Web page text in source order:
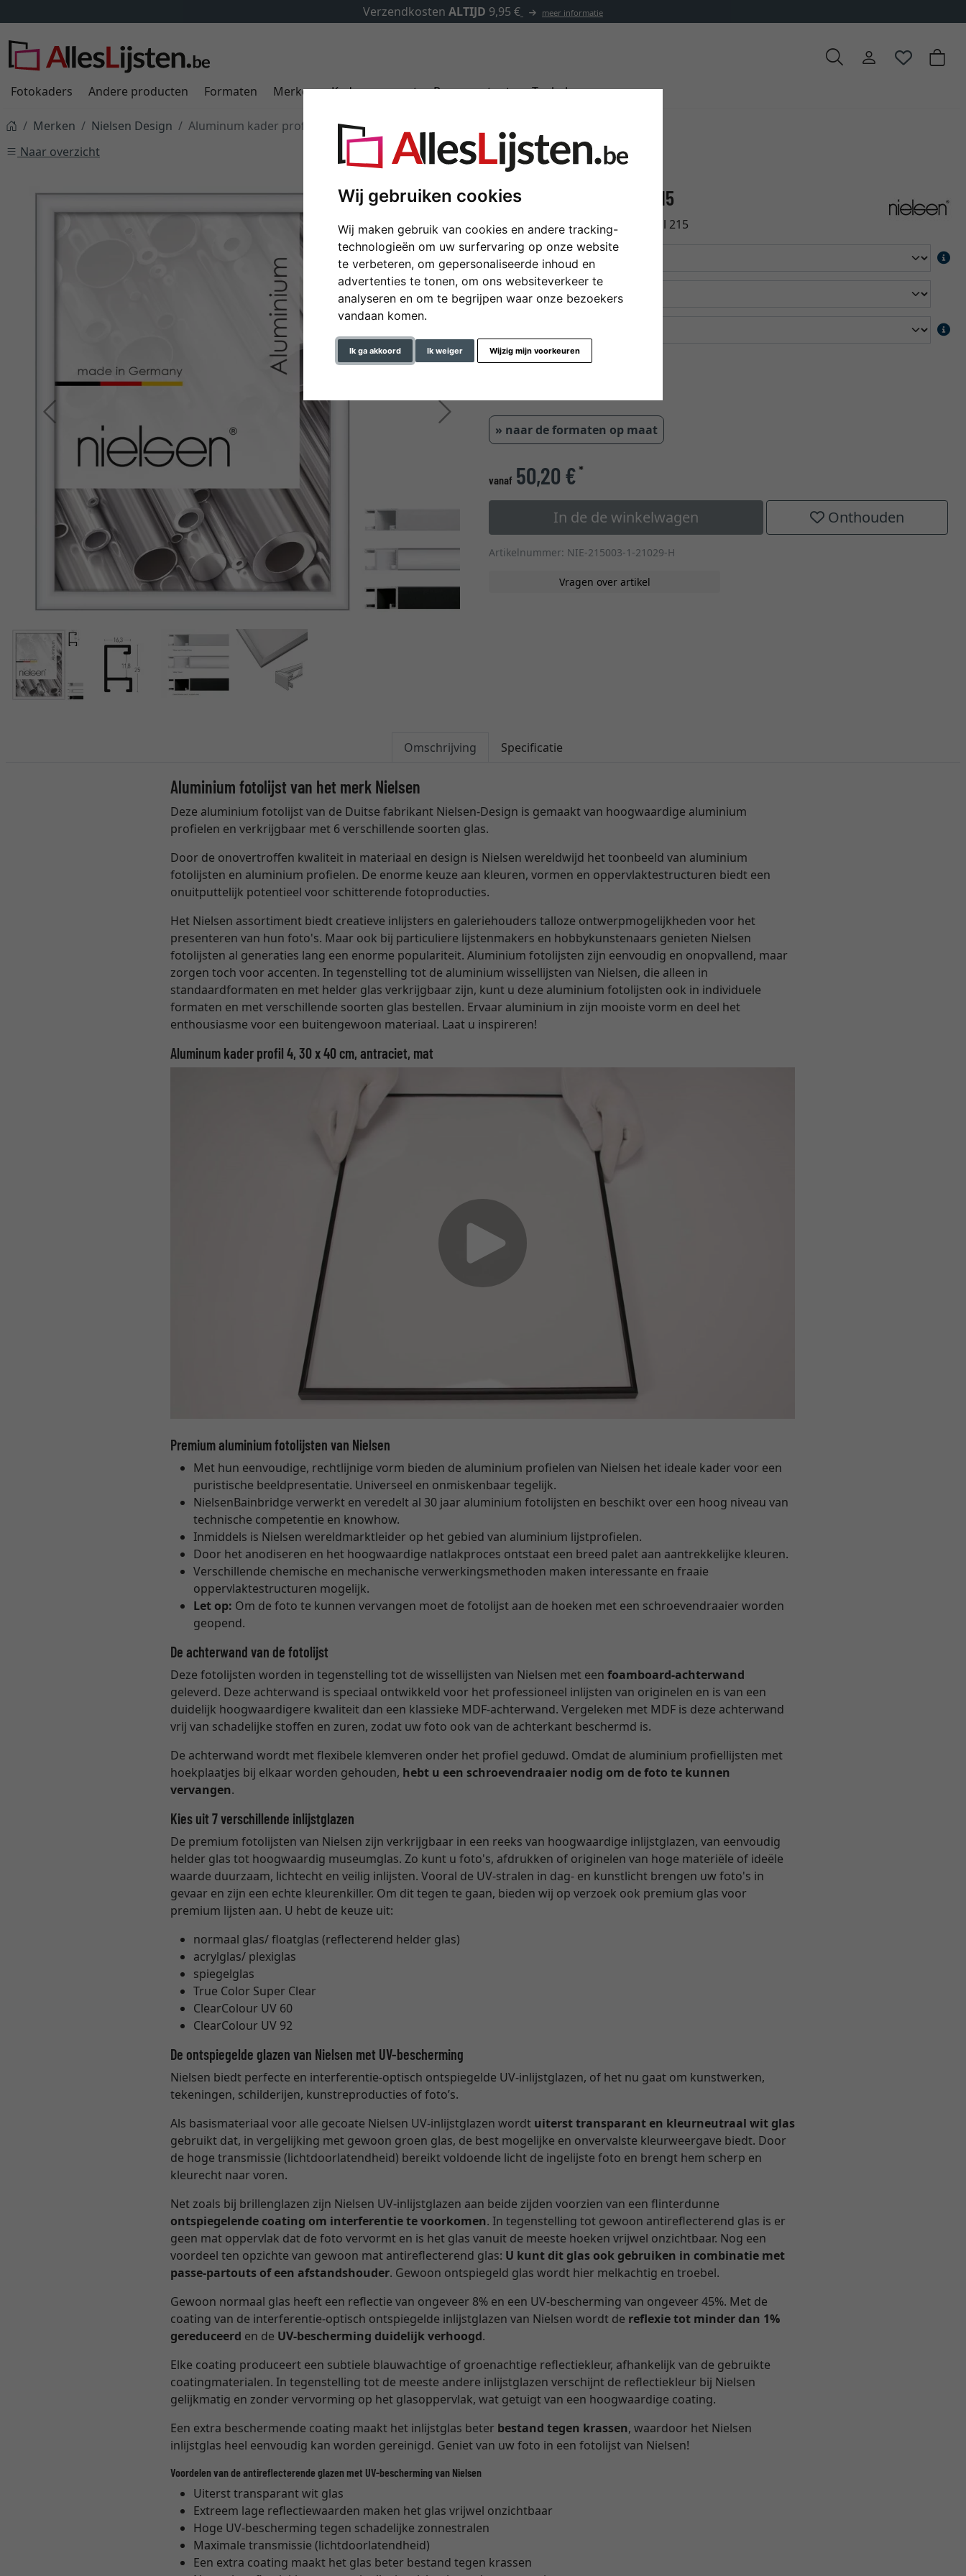
Wij gebruiken cookies
Wij maken gebruik van cookies en andere tracking-
technologieën om uw surfervaring op onze website
te verbeteren, om gepersonaliseerde inhoud en
advertenties te tonen, om ons websiteverkeer te
analyseren en om te begrijpen waar onze bezoekers
vandaan komen.
Ik ga akkoord Ik weiger Wijzig mijn voorkeuren
✓500.000 artikelen om uit te kiezen
Fotokaders Andere producten Formaten Merken Kaders op maat Passe-partouts Toebehoren
Merken Nielsen Design
Aluminum kader profil 215
Naar overzicht
Terug Verder
Aluminum kader profil 215
Nielsen lijst van aluminium profil 215
formaat
kleur
» naar de formaten op maat
vanaf 50,20 €*
In de de winkelwagen Onthouden
Artikelnummer: NIE-215003-1-21029-H
Vragen over artikel
Omschrijving Specificatie
Aluminium fotolijst van het merk Nielsen
Deze aluminium fotolijst van de Duitse fabrikant Nielsen-Design is gemaakt van hoogwaardige aluminium
profielen en verkrijgbaar met 6 verschillende soorten glas.
Door de onovertroffen kwaliteit in materiaal en design is Nielsen wereldwijd het toonbeeld van aluminium
fotolijsten en aluminium profielen. De enorme keuze aan kleuren, vormen en oppervlaktestructuren biedt een
onuitputtelijk potentieel voor schitterende fotoproducties.
Het Nielsen assortiment biedt creatieve inlijsters en galeriehouders talloze ontwerpmogelijkheden voor het
presenteren van hun foto's. Maar ook bij particuliere lijstenmakers en hobbykunstenaars genieten Nielsen
fotolijsten al generaties lang een enorme populariteit. Aluminium fotolijsten zijn eenvoudig en onopvallend, maar
zorgen toch voor accenten. In tegenstelling tot de aluminium wissellijsten van Nielsen, die alleen in
standaardformaten en met helder glas verkrijgbaar zijn, kunt u deze aluminium fotolijsten ook in individuele
formaten en met verschillende soorten glas bestellen. Ervaar aluminium in zijn mooiste vorm en deel het
enthousiasme voor een buitengewoon materiaal. Laat u inspireren!
Aluminum kader profil 4, 30 x 40 cm, antraciet, mat
Premium aluminium fotolijsten van Nielsen
Met hun eenvoudige, rechtlijnige vorm bieden de aluminium profielen van Nielsen het ideale kader voor een
puristische beeldpresentatie. Universeel en onmiskenbaar tegelijk.
NielsenBainbridge verwerkt en veredelt al 30 jaar aluminium fotolijsten en beschikt over een hoog niveau van
technische competentie en knowhow.
Inmiddels is Nielsen wereldmarktleider op het gebied van aluminium lijstprofielen.
Door het anodiseren en het hoogwaardige natlakproces ontstaat een breed palet aan aantrekkelijke kleuren.
Verschillende chemische en mechanische verwerkingsmethoden maken interessante en fraaie
oppervlaktestructuren mogelijk.
Let op: Om de foto te kunnen vervangen moet de fotolijst aan de hoeken met een schroevendraaier worden
geopend.
De achterwand van de fotolijst
Deze fotolijsten worden in tegenstelling tot de wissellijsten van Nielsen met eenfoamboard-achterwand
geleverd. Deze achterwand is speciaal ontwikkeld voor het professioneel inlijsten van originelen en is van een
duidelijk hoogwaardigere kwaliteit dan een klassieke MDF-achterwand. Vergeleken met MDF is deze achterwand
vrij van schadelijke stoffen en zuren, zodat uw foto ook van de achterkant beschermd is.
De achterwand wordt met flexibele klemveren onder het profiel geduwd. Omdat de aluminium profiellijsten met
hoekplaatjes bij elkaar worden gehouden, hebt u een schroevendraaier nodig om de foto te kunnen
vervangen.
Kies uit 7 verschillende inlijstglazen
De premium fotolijsten van Nielsen zijn verkrijgbaar in een reeks van hoogwaardige inlijstglazen, van eenvoudig
helder glas tot hoogwaardig museumglas. Zo kunt u foto's, afdrukken of originelen van hoge materiële of ideële
waarde duurzaam, lichtecht en veilig inlijsten. Vooral de UV-stralen in dag- en kunstlicht brengen uw foto's in
gevaar en zijn een echte kleurenkiller. Om dit tegen te gaan, bieden wij op verzoek ook premium glas voor
premium lijsten aan. U hebt de keuze uit:
normaal glas/ floatglas (reflecterend helder glas)
acrylglas/ plexiglas
spiegelglas
True Color Super Clear
ClearColour UV 60
ClearColour UV 92
De ontspiegelde glazen van Nielsen met UV-bescherming
Nielsen biedt perfecte en interferentie-optisch ontspiegelde UV-inlijstglazen, of het nu gaat om kunstwerken,
tekeningen, schilderijen, kunstreproducties of foto’s.
Als basismateriaal voor alle gecoate Nielsen UV-inlijstglazen wordt uiterst transparant en kleurneutraal wit glas
gebruikt dat, in vergelijking met gewoon groen glas, de best mogelijke en onvervalste kleurweergave biedt. Door
de hoge transmissie (lichtdoorlatendheid) bereikt voldoende licht de ingelijste foto en brengt hem scherp en
kleurecht naar voren.
Net zoals bij brillenglazen zijn Nielsen UV-inlijstglazen aan beide zijden voorzien van een flinterdunne
ontspiegelende coating om interferentie te voorkomen. In tegenstelling tot gewoon antireflecterend glas is er
geen mat oppervlak dat de foto vervormt en is het glas vanuit de meeste hoeken vrijwel onzichtbaar. Nog een
voordeel ten opzichte van gewoon mat antireflecterend glas: U kunt dit glas ook gebruiken in combinatie met
passe-partouts of een afstandshouder. Gewoon ontspiegeld glas wordt hier melkachtig en troebel.
Gewoon normaal glas heeft een reflectie van ongeveer 8% en een UV-bescherming van ongeveer 45%. Met de
coating van de interferentie-optisch ontspiegelde inlijstglazen van Nielsen wordt de reflexie tot minder dan 1%
gereduceerd en de UV-bescherming duidelijk verhoogd.
Elke coating produceert een subtiele blauwachtige of groenachtige reflectiekleur, afhankelijk van de gebruikte
coatingmaterialen. In tegenstelling tot de meeste andere inlijstglazen verschijnt de reflectiekleur bij Nielsen
gelijkmatig en zonder vervorming op het glasoppervlak, wat getuigt van een hoogwaardige coating.
Een extra beschermende coating maakt het inlijstglas beter bestand tegen krassen, waardoor het Nielsen
inlijstglas heel eenvoudig kan worden gereinigd. Geniet van uw foto in een fotolijst van Nielsen!
Voordelen van de antireflecterende glazen met UV-bescherming van Nielsen
Uiterst transparant wit glas
Extreem lage reflectiewaarden maken het glas vrijwel onzichtbaar
Hoge UV-bescherming tegen schadelijke zonnestralen
Maximale transmissie (lichtdoorlatendheid)
Een extra coating maakt het glas beter bestand tegen krassen